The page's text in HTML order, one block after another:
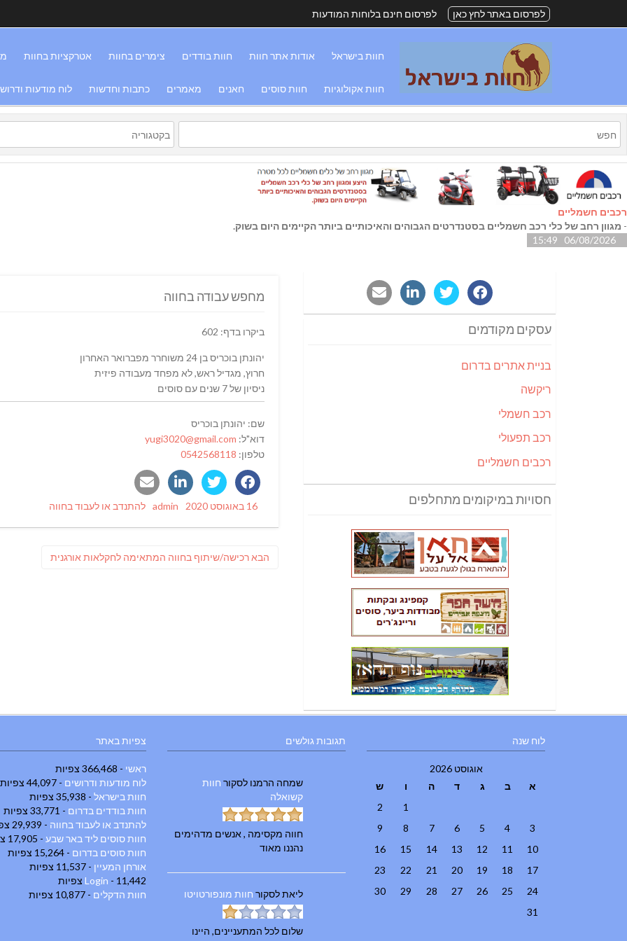
לפרסום באתר לחץ כאן לפרסום חינם בלוחות המודעות
חוות בישראל אודות אתר חוות חוות בודדים צימרים בחוות אטרקציות בחוות
חוות אקולוגיות חוות סוסים חאנים מאמרים כתבות וחדשות לוח מודעות
רכבים חשמליים
- מגוון רחב של כלי רכב חשמליים בסטנדרטים הגבוהים והאיכותיים ביותר הקיימים היום בשוק.
06/08/2026 15:49
מחפש עבודה בחווה
ביקרו בדף: 602
יהונתן בוכריס בן 24 משוחרר מפברואר האחרון
חרוץ, מגדיל ראש, לא מפחד מעבודה פיזית
ניסיון של 7 שנים עם סוסים
שם: ‫יהונתן בוכריס‬‎
דוא"ל: yugi3020@gmail.com
טלפון: 0542568118
Posted
16 באוגוסט 2020 Author
admin
Categories
להתנדב או לעבוד בחווה
הבאפוסט
רכישה/שיתוף בחווה המתאימה לחקלאות אורגנית
עסקים מקודמים
בניית אתרים בדרום
ריקשה
רכב חשמלי
רכב תפעולי
רכבים חשמליים
חסויות במיקומים מתחלפים
צפיות באתר
ראשי - 366,468 צפיות
לוח מודעות ודרושים - 44,097 צפיות
חוות בישראל - 35,938 צפיות
חוות בודדים בדרום - 33,771 צפיות
להתנדב או לעבוד בחווה - 29,939 צפיות
חוות סוסים ליד באר שבע - 17,905 צפיות
חוות סוסים בדרום - 15,264 צפיות
אורחן המעיין - 11,537 צפיות
Login - 11,442 צפיות
חוות הדקלים - 10,877 צפיות
תגובות גולשים
שמחה הרמנו לסקור חוות
קשואלה
חווה מקסימה , אנשים מדהימים
נהננו מאוד
ליאתלסקור חוות מונפורטויטו
שלום לכל המתעניינים, היינו
לוח שנה
אוגוסט 2026
א
ב ג ד ה ו
ש
1
2
3
4
5
6
7
8
9
10
11
12
13
14
15
16
17
18
19
20
21
22
23
24
25
26
27
28
29
30
31